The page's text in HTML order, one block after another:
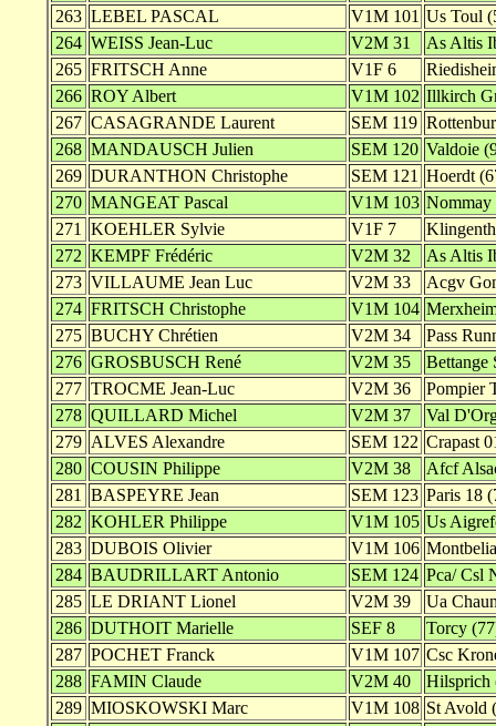
263 LEBEL PASCAL V1M 101 Us Toul
264 WEISS Jean-Luc V2M 31
As Altis
265 FRITSCH Anne V1F 6
266 ROY Albert V1M 102 Illkirch
267 CASAGRANDE Laurent SEM 119
268 MANDAUSCH Julien SEM 120 Valdoie
269 DURANTHON Christophe SEM 121 Hoerdt
270 MANGEAT Pascal V1M 103 Nommay
271
KOEHLER Sylvie V1F 7
272 KEMPF Frédéric V2M 32
As Altis
273 VILLAUME Jean Luc V2M 33
Acgv
274 FRITSCH Christophe V1M 104
275 BUCHY Chrétien V2M 34
Pass
276 GROSBUSCH René V2M 35
Bettange
277 TROCME Jean-Luc V2M 36
Pompier
278 QUILLARD Michel V2M 37
Val
279 ALVES Alexandre SEM 122 Crapast
280 COUSIN Philippe V2M 38
Afcf
281
BASPEYRE Jean SEM 123 Paris 18
282 KOHLER Philippe V1M 105 Us
283 DUBOIS Olivier V1M 106
284 BAUDRILLART Antonio SEM 124 Pca/ Csl
285 LE DRIANT Lionel V2M 39
Ua
286 DUTHOIT Marielle SEF 8
Torcy
287 POCHET Franck V1M 107 Csc
288 FAMIN Claude V2M 40
Hilsprich
289 MIOSKOWSKI Marc V1M 108 St Avold